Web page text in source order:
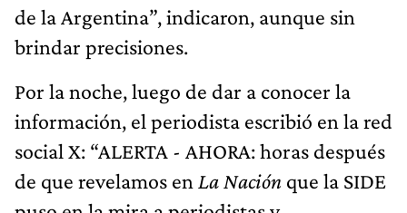
de la Argentina”, indicaron, aunque sin
brindar precisiones.
Por la noche, luego de dar a conocer la
información, el periodista escribió en la red
social X: “ALERTA - AHORA: horas después
de que revelamos en La Nación que la SIDE